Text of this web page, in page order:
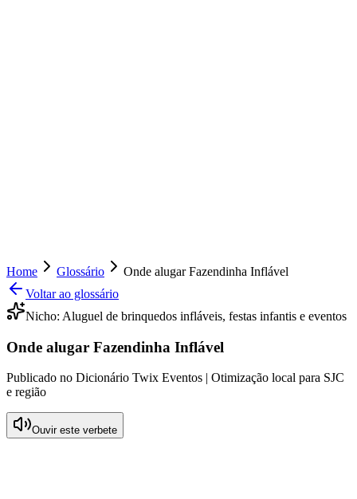
Home Glossário
Onde alugar Fazendinha Inflável
Voltar ao glossário
Nicho: Aluguel de brinquedos infláveis, festas infantis e eventos
Onde alugar Fazendinha Inflável
Publicado no Dicionário Twix Eventos | Otimização local para SJC
e região
Ouvir este verbete